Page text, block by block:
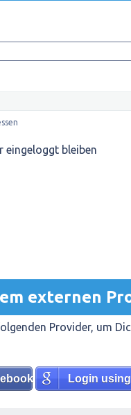
eingeloggt bleiben
externen
Provider, um
Login